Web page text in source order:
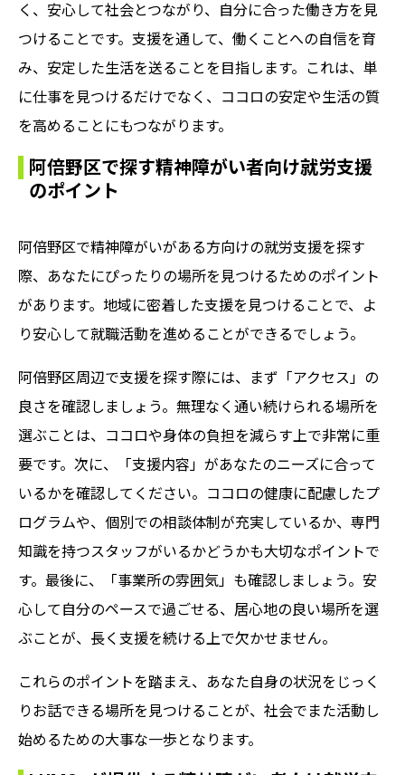
く、安心して社会とつながり、自分に合った働き方を見
つけることです。支援を通して、働くことへの自信を育
み、安定した生活を送ることを目指します。これは、単
に仕事を見つけるだけでなく、ココロの安定や生活の質
を高めることにもつながります。
阿倍野区で探す精神障がい者向け就労支援
のポイント
阿倍野区で精神障がいがある方向けの就労支援を探す
際、あなたにぴったりの場所を見つけるためのポイント
があります。地域に密着した支援を見つけることで、よ
り安心して就職活動を進めることができるでしょう。
阿倍野区周辺で支援を探す際には、まず「アクセス」の
良さを確認しましょう。無理なく通い続けられる場所を
選ぶことは、ココロや身体の負担を減らす上で非常に重
要です。次に、「支援内容」があなたのニーズに合って
いるかを確認してください。ココロの健康に配慮したプ
ログラムや、個別での相談体制が充実しているか、専門
知識を持つスタッフがいるかどうかも大切なポイントで
す。最後に、「事業所の雰囲気」も確認しましょう。安
心して自分のペースで過ごせる、居心地の良い場所を選
ぶことが、長く支援を続ける上で欠かせません。
これらのポイントを踏まえ、あなた自身の状況をじっく
りお話できる場所を見つけることが、社会でまた活動し
始めるための大事な一歩となります。